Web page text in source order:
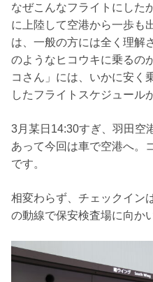
なぜこんなフライトにした
に上陸して空港から一歩も
は、一般の方には全く理解
のようなヒコウキに乗るの
コさん」には、いかに安く
したフライトスケジュール
3月某日14:30すぎ、羽田空
あって今回は車で空港へ。
です。
相変わらず、チェックイン
の動線で保安検査場に向か